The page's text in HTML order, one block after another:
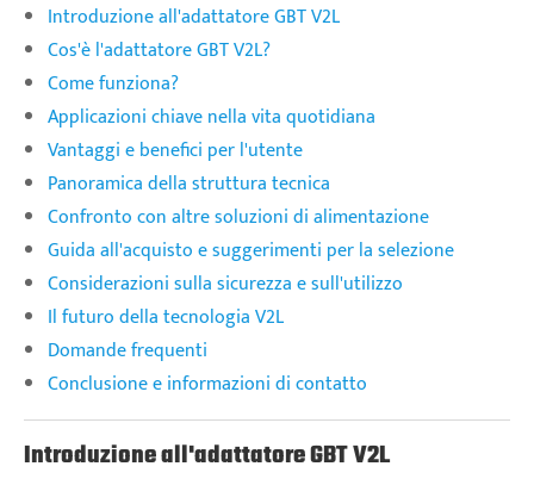
Introduzione all'adattatore GBT V2L
Cos'è l'adattatore GBT V2L?
Come funziona?
Applicazioni chiave nella vita quotidiana
Vantaggi e benefici per l'utente
Panoramica della struttura tecnica
Confronto con altre soluzioni di alimentazione
Guida all'acquisto e suggerimenti per la selezione
Considerazioni sulla sicurezza e sull'utilizzo
Il futuro della tecnologia V2L
Domande frequenti
Conclusione e informazioni di contatto
Introduzione all'adattatore GBT V2L